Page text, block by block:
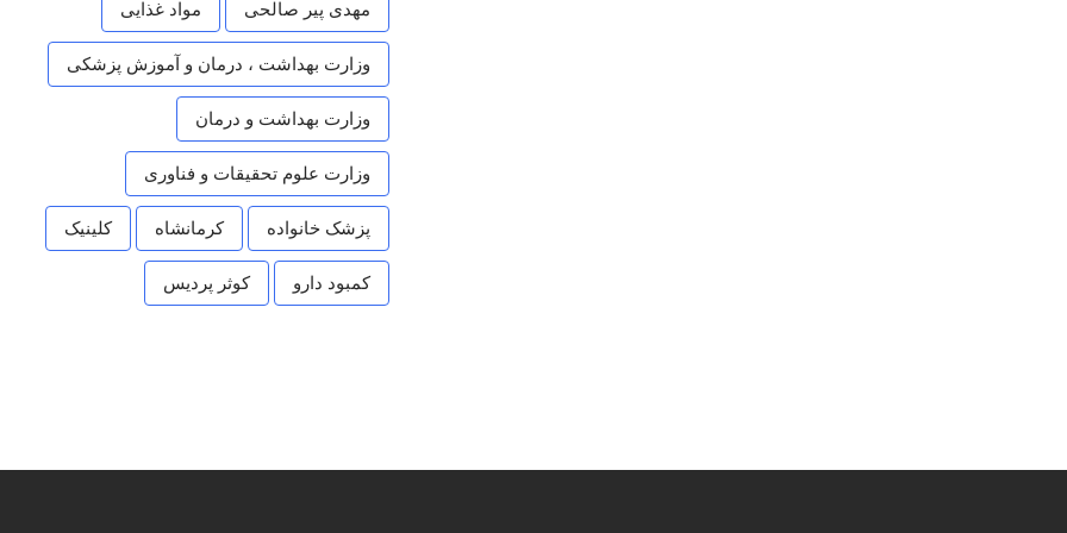
مهدی پیر صالحی مواد غذایی
وزارت بهداشت ، درمان و آموزش پزشکی
وزارت بهداشت و درمان
وزارت علوم تحقیقات و فناوری
پزشک خانواده کرمانشاه کلینیک
کمبود دارو کوثر پردیس